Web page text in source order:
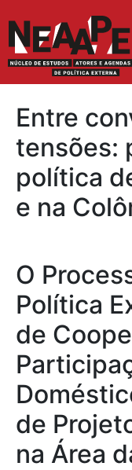
Entre
tensões:
política
e na
O
Política
de
de
na Área